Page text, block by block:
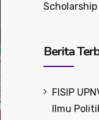
Scholarship
Berita
FISIP
Ilmu